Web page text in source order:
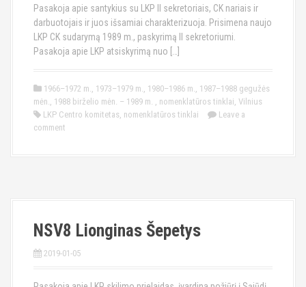
Pasakoja apie santykius su LKP II sekretoriais, CK nariais ir
darbuotojais ir juos išsamiai charakterizuoja. Prisimena naujo
LKP CK sudarymą 1989 m., paskyrimą II sekretoriumi.
Pasakoja apie LKP atsiskyrimą nuo […]
1966–1972 m., 1973–1979 m., 1980–1986 m., 1987–1988 gegužės
mėn., 1988 birželio mėn. – 1989 m. , nomenklatūros tinklai, Vilnius
LKP Centro komitetas, nomenklatūros tinklai
Leave a
comment
NSV8 Lionginas Šepetys
2019-01-05